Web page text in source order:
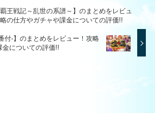
覇王戦記～乱世の系譜～】のまとめをレビュ
の仕方やガチャや課金についての評価!!
付-】のまとめをレビュー！攻略
金についての評価!!